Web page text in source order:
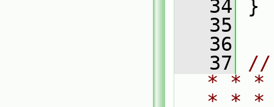
   34
}
   35
   36
   37
//
* * *
* *